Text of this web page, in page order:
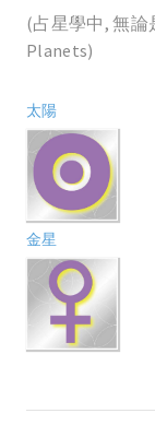
(占星學中, 無論
Planets)
太陽
金星